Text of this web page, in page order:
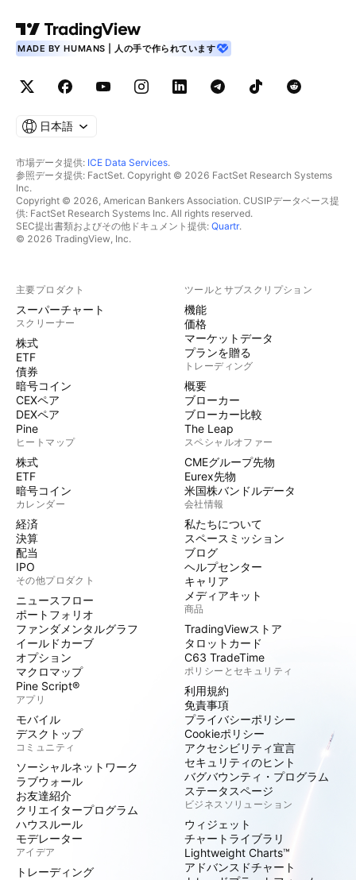
MADE BY HUMANS | 人の手で作られています
日本語
市場データ提供: ICE Data Services.
参照データ提供: FactSet. Copyright © 2026 FactSet Research Systems
Inc.
Copyright © 2026, American Bankers Association. CUSIPデータベース提
供: FactSet Research Systems Inc. All rights reserved.
SEC提出書類およびその他ドキュメント提供: Quartr.
© 2026 TradingView, Inc.
主要プロダクト
スーパーチャート
スクリーナー
株式
ETF
債券
暗号コイン
CEXペア
DEXペア
Pine
ヒートマップ
株式
ETF
暗号コイン
カレンダー
経済
決算
配当
IPO
その他プロダクト
ニュースフロー
ポートフォリオ
ファンダメンタルグラフ
イールドカーブ
オプション
マクロマップ
Pine Script®
アプリ
モバイル
デスクトップ
コミュニティ
ソーシャルネットワーク
ラブウォール
お友達紹介
クリエイタープログラム
ハウスルール
モデレーター
アイデア
トレーディング
ツールとサブスクリプション
機能
価格
マーケットデータ
プランを贈る
トレーディング
概要
ブローカー
ブローカー比較
The Leap
スペシャルオファー
CMEグループ先物
Eurex先物
米国株バンドルデータ
会社情報
私たちについて
スペースミッション
ブログ
ヘルプセンター
キャリア
メディアキット
商品
TradingViewストア
タロットカード
C63 TradeTime
ポリシーとセキュリティ
利用規約
免責事項
プライバシーポリシー
Cookieポリシー
アクセシビリティ宣言
セキュリティのヒント
バグバウンティ・プログラム
ステータスページ
ビジネスソリューション
ウィジェット
チャートライブラリ
Lightweight Charts™
アドバンスドチャート